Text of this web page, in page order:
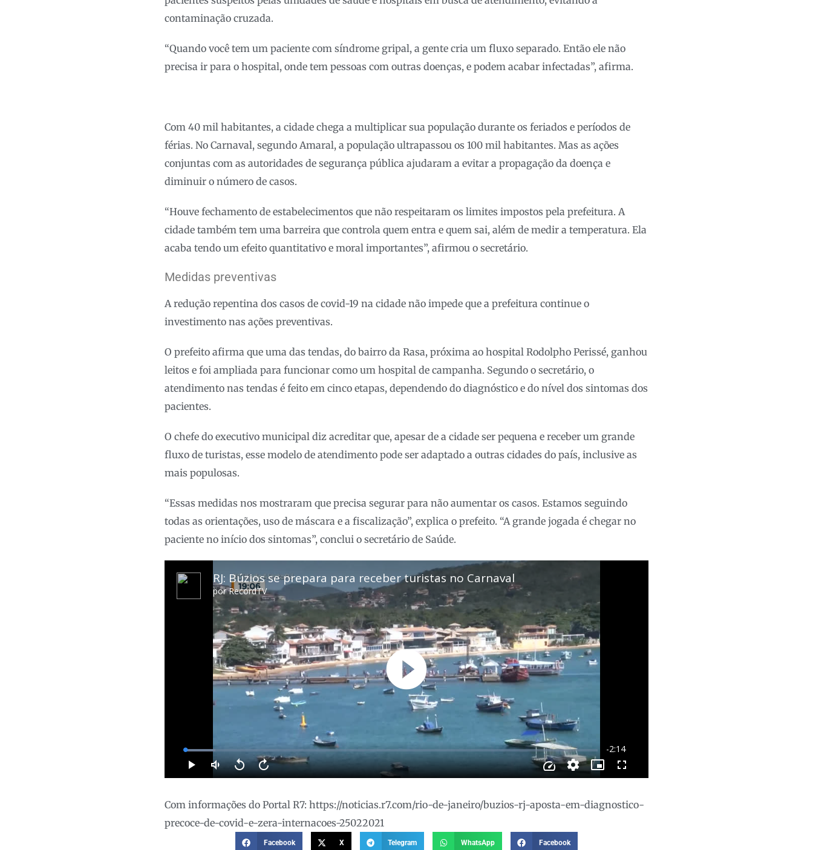
contaminação cruzada.
“Quando você tem um paciente com síndrome gripal, a gente cria um fluxo separado. Então ele não
precisa ir para o hospital, onde tem pessoas com outras doenças, e podem acabar infectadas”, afirma.
Com 40 mil habitantes, a cidade chega a multiplicar sua população durante os feriados e períodos de
férias. No Carnaval, segundo Amaral, a população ultrapassou os 100 mil habitantes. Mas as ações
conjuntas com as autoridades de segurança pública ajudaram a evitar a propagação da doença e
diminuir o número de casos.
“Houve fechamento de estabelecimentos que não respeitaram os limites impostos pela prefeitura. A
cidade também tem uma barreira que controla quem entra e quem sai, além de medir a temperatura. Ela
acaba tendo um efeito quantitativo e moral importantes”, afirmou o secretário.
Medidas preventivas
A redução repentina dos casos de covid-19 na cidade não impede que a prefeitura continue o
investimento nas ações preventivas.
O prefeito afirma que uma das tendas, do bairro da Rasa, próxima ao hospital Rodolpho Perissé, ganhou
leitos e foi ampliada para funcionar como um hospital de campanha. Segundo o secretário, o
atendimento nas tendas é feito em cinco etapas, dependendo do diagnóstico e do nível dos sintomas dos
pacientes.
O chefe do executivo municipal diz acreditar que, apesar de a cidade ser pequena e receber um grande
fluxo de turistas, esse modelo de atendimento pode ser adaptado a outras cidades do país, inclusive as
mais populosas.
“Essas medidas nos mostraram que precisa segurar para não aumentar os casos. Estamos seguindo
todas as orientações, uso de máscara e a fiscalização”, explica o prefeito. “A grande jogada é chegar no
paciente no início dos sintomas”, conclui o secretário de Saúde.
Com informações do Portal R7: https://noticias.r7.com/rio-de-janeiro/buzios-rj-aposta-em-diagnostico-
precoce-de-covid-e-zera-internacoes-25022021
Facebook X Telegram WhatsApp Facebook